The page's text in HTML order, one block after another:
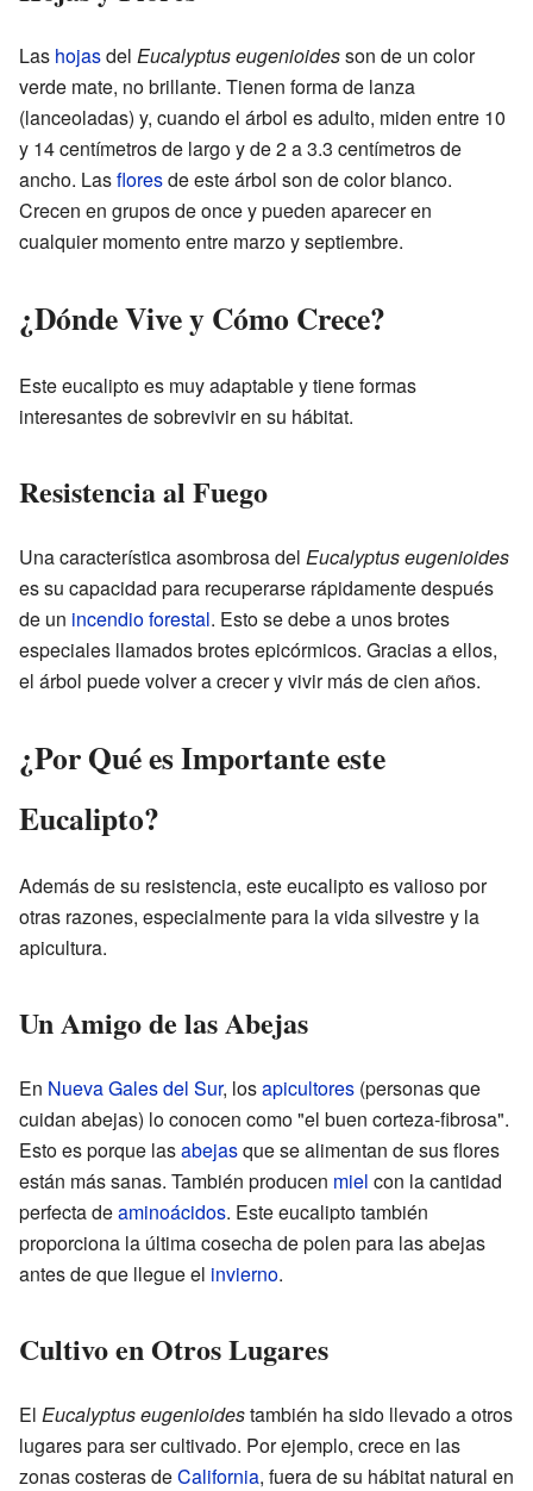
Las hojasdel Eucalyptus eugenioidesson de un color
verde mate, no brillante. Tienen forma de lanza
(lanceoladas) y, cuando el árbol es adulto, miden entre 10
y 14 centímetros de largo y de 2 a 3.3 centímetros de
ancho. Lasfloresde este árbol son de color blanco.
Crecen en grupos de once y pueden aparecer en
cualquier momento entre marzo y septiembre.
¿Dónde Vive y Cómo Crece?
Este eucalipto es muy adaptable y tiene formas
interesantes de sobrevivir en su hábitat.
Resistencia al Fuego
Una característica asombrosa del Eucalyptus eugenioides
es su capacidad para recuperarse rápidamente después
de un incendio forestal. Esto se debe a unos brotes
especiales llamados brotes epicórmicos. Gracias a ellos,
el árbol puede volver a crecer y vivir más de cien años.
¿Por Qué es Importante este
Eucalipto?
Además de su resistencia, este eucalipto es valioso por
otras razones, especialmente para la vida silvestre y la
apicultura.
Un Amigo de las Abejas
En Nueva Gales del Sur, losapicultores (personas que
cuidan abejas) lo conocen como "el buen corteza-fibrosa".
Esto es porque lasabejasque se alimentan de sus flores
están más sanas. También producen miel con la cantidad
perfecta deaminoácidos. Este eucalipto también
proporciona la última cosecha de polen para las abejas
antes de que llegue el invierno.
Cultivo en Otros Lugares
El Eucalyptus eugenioidestambién ha sido llevado a otros
lugares para ser cultivado. Por ejemplo, crece en las
zonas costeras deCalifornia, fuera de su hábitat natural en